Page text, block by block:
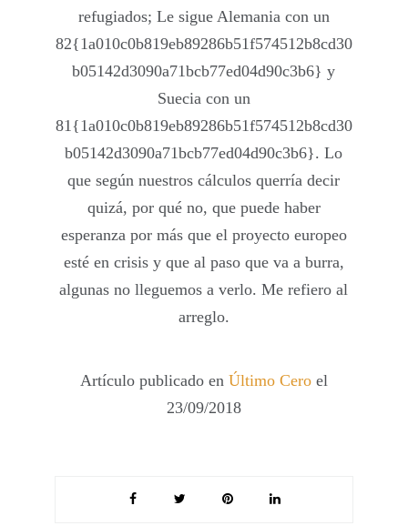
refugiados; Le sigue Alemania con un
82{1a010c0b819eb89286b51f574512b8cd30
b05142d3090a71bcb77ed04d90c3b6} y
Suecia con un
81{1a010c0b819eb89286b51f574512b8cd30
b05142d3090a71bcb77ed04d90c3b6}. Lo
que según nuestros cálculos querría decir
quizá, por qué no, que puede haber
esperanza por más que el proyecto europeo
esté en crisis y que al paso que va a burra,
algunas no lleguemos a verlo. Me refiero al
arreglo.
Artículo publicado en Último Ceroel
23/09/2018